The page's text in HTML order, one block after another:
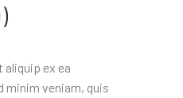
ex ea
minim veniam, quis